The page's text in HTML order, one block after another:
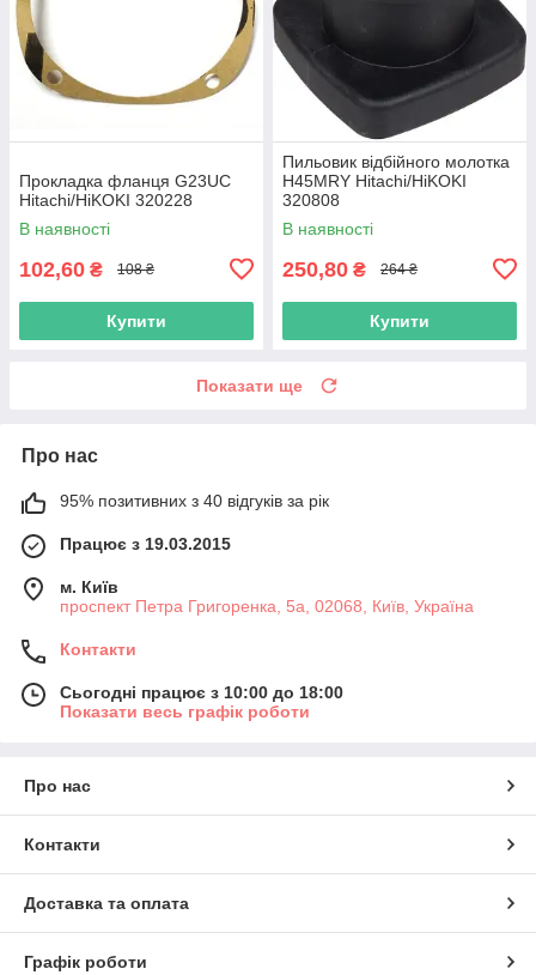
Прокладка фланця G23UC
Hitachi/HiKOKI 320228
В наявності
102,60 ₴ 108 ₴
Купити
Пильовик відбійного молотка
H45MRY Hitachi/HiKOKI
320808
В наявності
250,80 ₴ 264 ₴
Купити
Показати ще
Про нас
95% позитивних з 40 відгуків за рік
Працює з 19.03.2015
м. Київ
проспект Петра Григоренка, 5а, 02068, Київ, Україна
Контакти
Сьогодні працює з 10:00 до 18:00
Показати весь графік роботи
Про нас
Контакти
Доставка та оплата
Графік роботи